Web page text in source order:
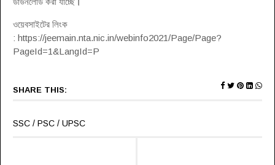
ওয়েবসাইটের লিংক
: https://jeemain.nta.nic.in/webinfo2021/Page/Page?
PageId=1&LangId=P
SHARE THIS:
SSC / PSC / UPSC